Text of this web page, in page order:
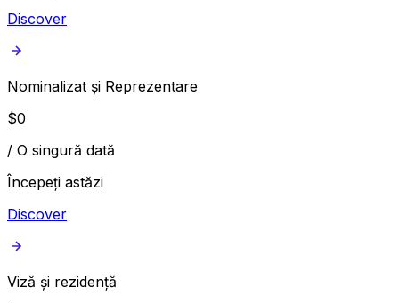
Discover
Nominalizat și Reprezentare
$0
/ O singură dată
Începeți astăzi
Discover
Viză și rezidență